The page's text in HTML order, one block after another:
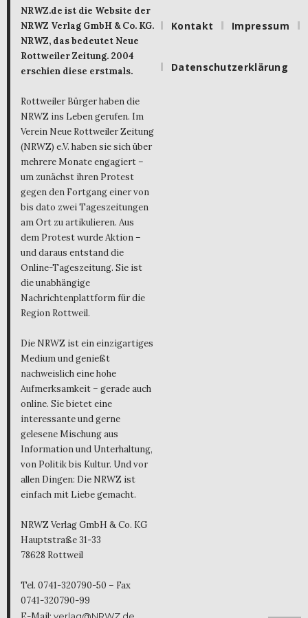
NRWZ.de ist die Website der
NRWZ Verlag GmbH & Co. KG.
NRWZ, das bedeutet Neue
Rottweiler Zeitung. 2004
erschien diese erstmals.
Rottweiler Bürger haben die
NRWZ ins Leben gerufen. Im
Verein Neue Rottweiler Zeitung
(NRWZ) e.V. haben sie sich über
mehrere Monate engagiert –
um zunächst ihren Protest
gegen den Fortgang einer von
bis dato zwei Tageszeitungen
am Ort zu artikulieren. Aus
dem Protest wurde Aktion –
und daraus entstand die
Online-Tageszeitung. Sie ist
die unabhängige
Nachrichtenplattform für die
Region Rottweil.
Die NRWZ ist ein einzigartiges
Medium und genießt
nachweislich eine hohe
Aufmerksamkeit – gerade auch
online. Sie bietet eine
interessante und gerne
gelesene Mischung aus
Information und Unterhaltung,
von Politik bis Kultur. Und vor
allen Dingen: Die NRWZ ist
einfach mit Liebe gemacht.
NRWZ Verlag GmbH & Co. KG
Hauptstraße 31-33
78628 Rottweil
Tel. 0741-320790-50 – Fax
0741-320790-99
Kontakt Impressum
Datenschutzerklärung